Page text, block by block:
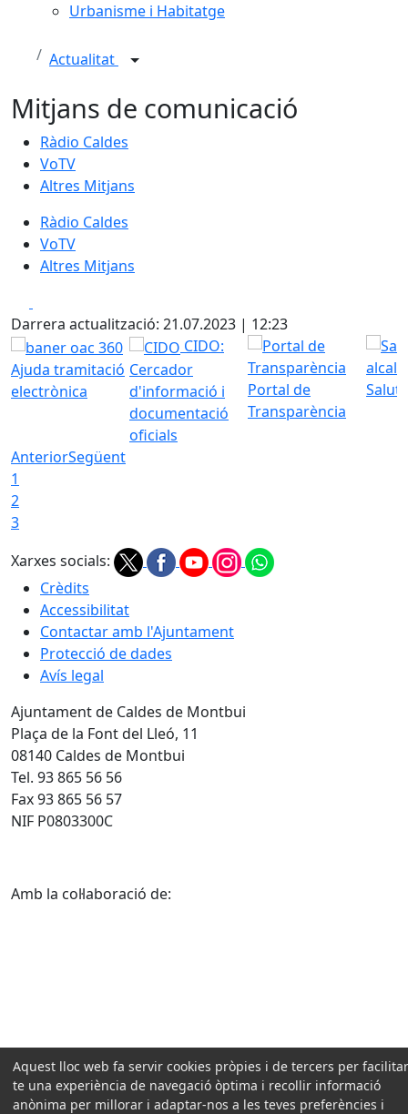
Urbanisme i Habitatge
Actualitat
Mitjans de comunicació
Ràdio Caldes
VoTV
Altres Mitjans
Ràdio Caldes
VoTV
Altres Mitjans
Darrera actualització: 21.07.2023 | 12:23
Ajuda tramitació
electrònica
CIDO:
Cercador
d'informació i
documentació
oficials
Portal de
Transparència
AnteriorSegüent
1
2
3
Xarxes socials:
Crèdits
Accessibilitat
Contactar amb l'Ajuntament
Protecció de dades
Avís legal
Ajuntament de Caldes de Montbui
Plaça de la Font del Lleó, 11
08140 Caldes de Montbui
Tel. 93 865 56 56
Fax 93 865 56 57
NIF P0803300C
Amb la col·laboració de:
Aquest lloc web fa servir cookies pròpies i de tercers per
te una experiència de navegació òptima i recollir informació
anònima per millorar i adaptar-nos a les teves preferències i